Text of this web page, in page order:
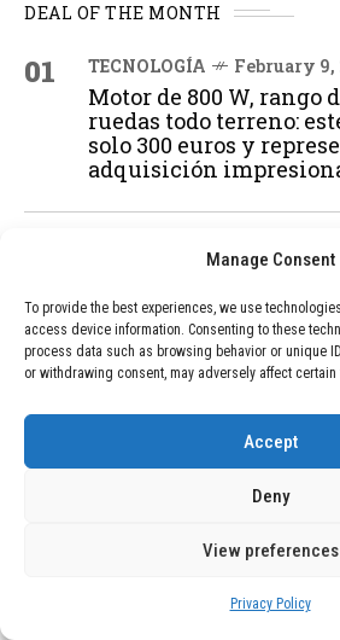
Manage Consent
To provide the best experiences, we use
access device information. Consenting to these
process data such as browsing behavior or unique
or withdrawing consent, may adversely affect
Accept
Deny
View preferences
Privacy Policy
DEAL OF THE MONTH
01 TECNOLOGÍA February 9,
Motor de 800 W, rango
ruedas todo terreno:
solo 300 euros y
adquisición
December
grabación cómo añadir
en apenas 5 minutos
03 BLOG December 24, 2025
GAME se Une a la
Geolocalizadas,
Devastadora Explosión